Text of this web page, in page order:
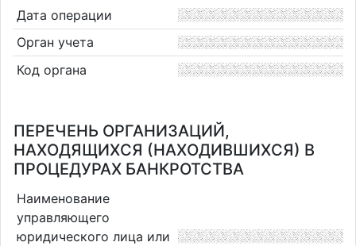
Дата операции
Орган учета
Код органа
ПЕРЕЧЕНЬ ОРГАНИЗАЦИЙ,
НАХОДЯЩИХСЯ (НАХОДИВШИХСЯ) В
ПРОЦЕДУРАХ БАНКРОТСТВА
Наименование
управляющего
юридического лица или